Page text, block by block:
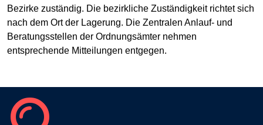
Bezirke zuständig. Die bezirkliche Zuständigkeit richtet sich
nach dem Ort der Lagerung. Die Zentralen Anlauf- und
Beratungsstellen der Ordnungsämter nehmen
entsprechende Mitteilungen entgegen.